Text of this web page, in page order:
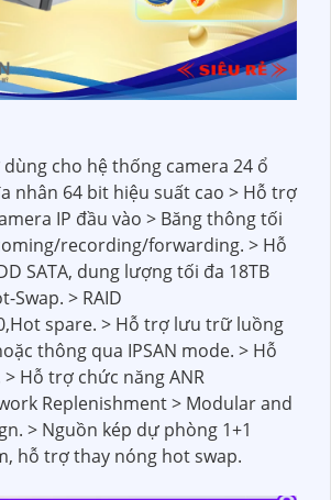
cho hệ thống camera 24 ổ
nhân 64 bit hiệu suất cao > Hỗ trợ
IP đầu vào > Băng thông tối
recording/forwarding. > Hỗ
SATA, dung lượng tối đa 18TB
Swap. > RAID
spare. > Hỗ trợ lưu trữ luồng
thông qua IPSAN mode. > Hỗ
Hỗ trợ chức năng ANR
Replenishment > Modular and
> Nguồn kép dự phòng 1+1
hỗ trợ thay nóng hot swap.